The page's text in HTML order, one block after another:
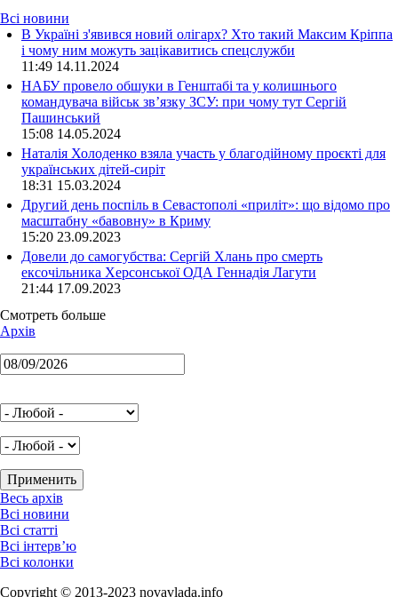
Всі новини
В Україні з'явився новий олігарх? Хто такий Максим Кріппа
і чому ним можуть зацікавитись спецслужби
11:49 14.11.2024
НАБУ провело обшуки в Генштабі та у колишнього
командувача військ зв’язку ЗСУ: при чому тут Сергій
Пашинський
15:08 14.05.2024
Наталія Холоденко взяла участь у благодійному проєкті для
українських дітей-сиріт
18:31 15.03.2024
Другий день поспіль в Севастополі «приліт»: що відомо про
масштабну «бавовну» в Криму
15:20 23.09.2023
Довели до самогубства: Сергій Хлань про смерть
ексочільника Херсонської ОДА Геннадія Лагути
21:44 17.09.2023
Смотреть больше
Архів
Весь архів
Всі новини
Всі статті
Всі інтерв’ю
Всі колонки
Copyright © 2013-2023 novavlada.info